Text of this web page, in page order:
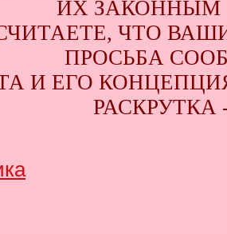
ИХ ЗАКОННЫМ
ЧТО
ПРОСЬБА
И ЕГО КОНЦЕПЦИЯ
РАСКРУТКА -